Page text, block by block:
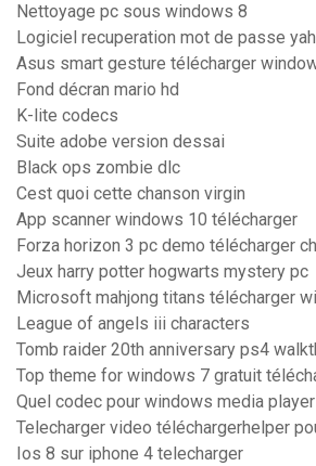
Nettoyage pc sous windows 8
Logiciel recuperation mot de passe
Asus smart gesture télécharger
Fond décran mario hd
K-lite codecs
Suite adobe version dessai
Black ops zombie dlc
Cest quoi cette chanson virgin
App scanner windows 10 télécharger
Forza horizon 3 pc demo télécharger
Jeux harry potter hogwarts mystery pc
Microsoft mahjong titans télécharger
League of angels iii characters
Tomb raider 20th anniversary ps4
Top theme for windows 7 gratuit
Quel codec pour windows media player
Telecharger video téléchargerhelper
Ios 8 sur iphone 4 telecharger